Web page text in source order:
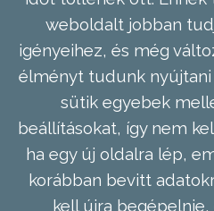
weboldalt jobban
igényeihez, és még
élményt tudunk nyújtani
sütik egyebek
beállításokat, így nem
ha egy új oldalra lép,
korábban bevitt
kell újra